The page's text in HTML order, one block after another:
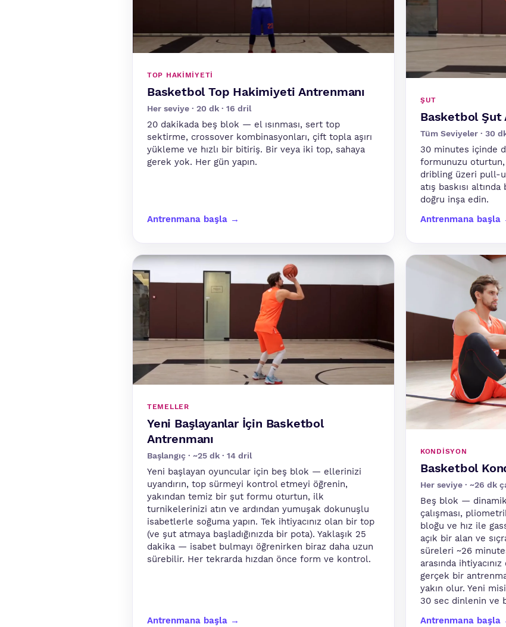
TOP HAKIMIYETI
Basketbol Top Hakimiyeti Antrenmanı
Her seviye · 20 dk · 16 dril
20 dakikada beş blok — el ısınması, sert top
sektirme, crossover kombinasyonları, çift topla aşırı
yükleme ve hızlı bir bitiriş. Bir veya iki top, sahaya
gerek yok. Her gün yapın.
Antrenmana başla →
ŞUT
Basketbol Şut
Tüm Seviyeler · 30
30 minutes içinde
formunuzu
dribling üzeri pull-
atış baskısı
doğru inşa edin.
Antrenmana başla
TEMELLER
Yeni Başlayanlar İçin Basketbol
Antrenmanı
Başlangıç · ~25 dk · 14 dril
Yeni başlayan oyuncular için beş blok — ellerinizi
uyandırın, top sürmeyi kontrol etmeyi öğrenin,
yakından temiz bir şut formu oturtun, ilk
turnikelerinizi atın ve ardından yumuşak dokunuşlu
isabetlerle soğuma yapın. Tek ihtiyacınız olan bir top
(ve şut atmaya başladığınızda bir pota). Yaklaşık 25
dakika — isabet bulmayı öğrenirken biraz daha uzun
sürebilir. Her tekrarda hızdan önce form ve kontrol.
Antrenmana başla →
KONDISYON
Basketbol
Her seviye · ~26 dk
Beş blok — dinamik
çalışması,
bloğu ve hız ile
açık bir alan ve
süreleri ~26
arasında
gerçek bir
yakın olur. Yeni
30 sec dinlenin ve
Antrenmana başla